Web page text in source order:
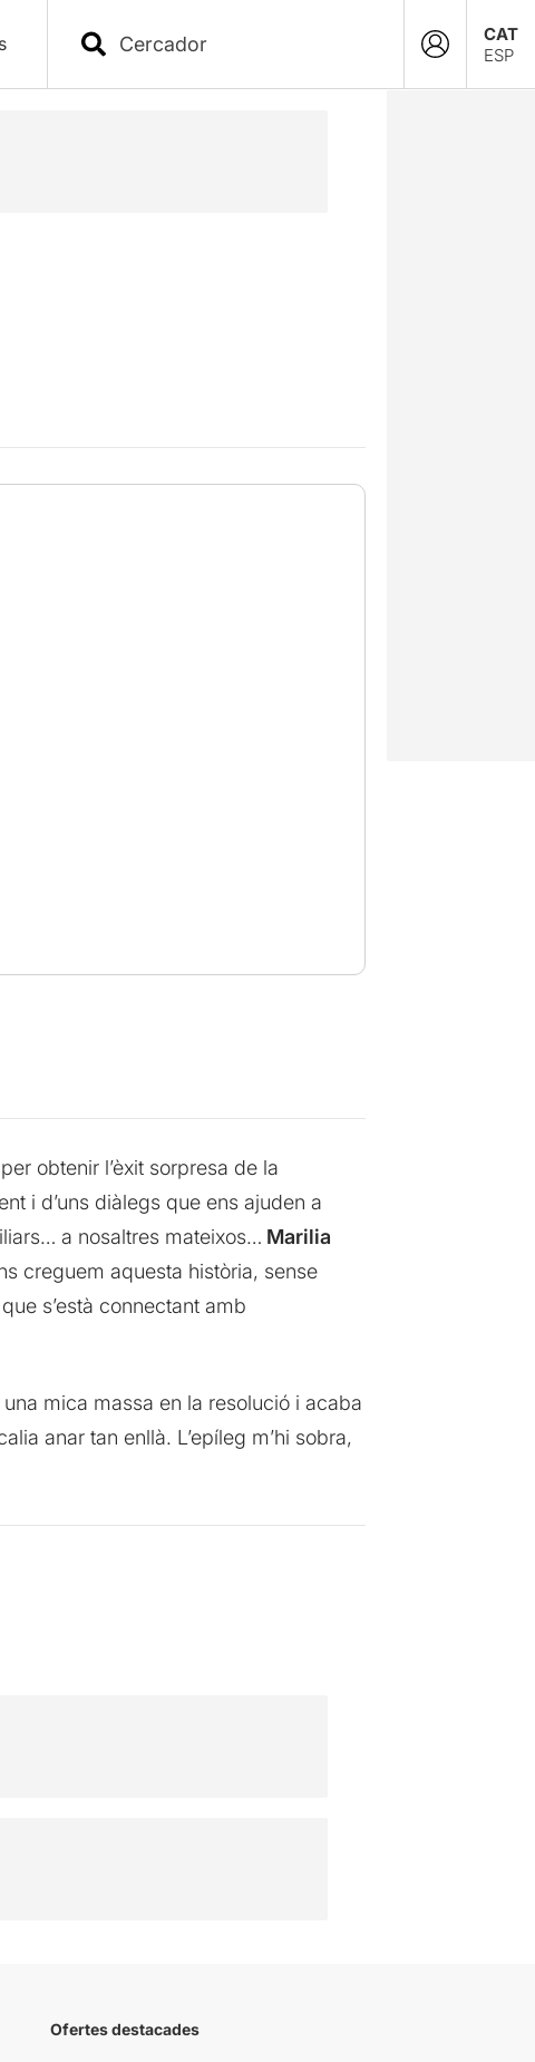
CAT
ESP
obtenir l’èxit sorpresa de la
i d’uns diàlegs que ens ajuden a
a nosaltres mateixos… Marilia
creguem aquesta història, sense
s’està connectant amb
mica massa en la resolució i acaba
anar tan enllà. L’epíleg m’hi sobra,
Ofertes destacades